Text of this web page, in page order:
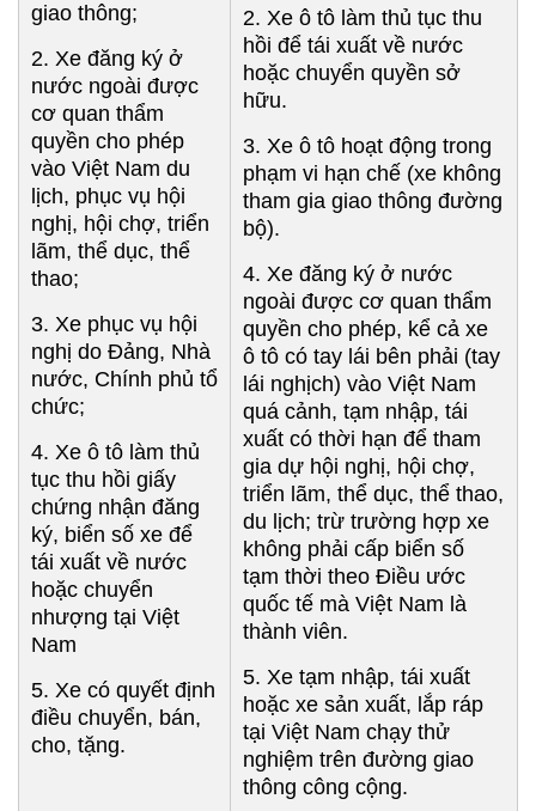
giao thông;
2. Xe đăng ký ở
nước ngoài được
cơ quan thẩm
quyền cho phép
vào Việt Nam du
lịch, phục vụ hội
nghị, hội chợ, triển
lãm, thể dục, thể
thao;
3. Xe phục vụ hội
nghị do Đảng, Nhà
nước, Chính phủ tổ
chức;
4. Xe ô tô làm thủ
tục thu hồi giấy
chứng nhận đăng
ký, biển số xe để
tái xuất về nước
hoặc chuyển
nhượng tại Việt
Nam
5. Xe có quyết định
điều chuyển, bán,
cho, tặng.
2. Xe ô tô làm thủ tục thu
hồi để tái xuất về nước
hoặc chuyển quyền sở
hữu.
3. Xe ô tô hoạt động trong
phạm vi hạn chế (xe không
tham gia giao thông đường
bộ).
4. Xe đăng ký ở nước
ngoài được cơ quan thẩm
quyền cho phép, kể cả xe
ô tô có tay lái bên phải (tay
lái nghịch) vào Việt Nam
quá cảnh, tạm nhập, tái
xuất có thời hạn để tham
gia dự hội nghị, hội chợ,
triển lãm, thể dục, thể thao,
du lịch; trừ trường hợp xe
không phải cấp biển số
tạm thời theo Điều ước
quốc tế mà Việt Nam là
thành viên.
5. Xe tạm nhập, tái xuất
hoặc xe sản xuất, lắp ráp
tại Việt Nam chạy thử
nghiệm trên đường giao
thông công cộng.